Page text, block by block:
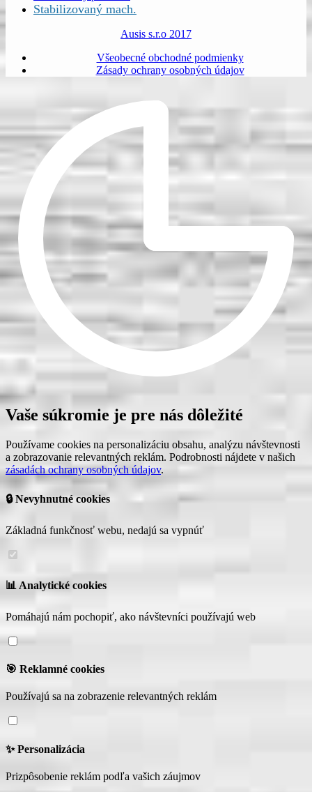
Stabilizovaný mach.
Ausis s.r.o 2017
Všeobecné obchodné podmienky
Zásady ochrany osobných údajov
Vaše súkromie je pre nás dôležité
Používame cookies na personalizáciu obsahu, analýzu návštevnosti
a zobrazovanie relevantných reklám. Podrobnosti nájdete v našich
zásadách ochrany osobných údajov.
🔒 Nevyhnutné cookies
Základná funkčnosť webu, nedajú sa vypnúť
📊 Analytické cookies
Pomáhajú nám pochopiť, ako návštevníci používajú web
🎯 Reklamné cookies
Používajú sa na zobrazenie relevantných reklám
✨ Personalizácia
Prizpôsobenie reklám podľa vašich záujmov